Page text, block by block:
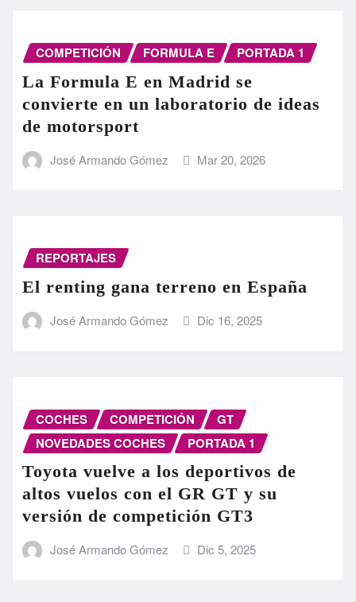
COMPETICIÓN FORMULA E PORTADA 1
La Formula E en Madrid se
convierte en un laboratorio de ideas
de motorsport
José Armando Gómez Mar 20, 2026
REPORTAJES
El renting gana terreno en España
José Armando Gómez Dic 16, 2025
COCHES COMPETICIÓN
GT
NOVEDADES COCHES
PORTADA 1
Toyota vuelve a los deportivos de
altos vuelos con el GR GT y su
versión de competición GT3
José Armando Gómez Dic 5, 2025